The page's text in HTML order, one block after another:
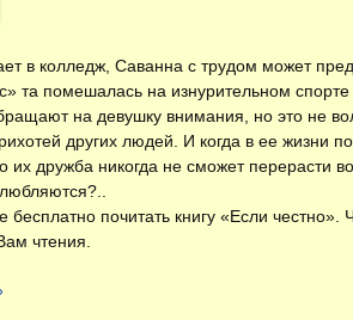
в колледж, Саванна с трудом может
та помешалась на изнурительном
на девушку внимания, но это не
других людей. И когда в ее жизни
их дружба никогда не сможет перерасти
бесплатно почитать книгу «Если честно» .
чтения.